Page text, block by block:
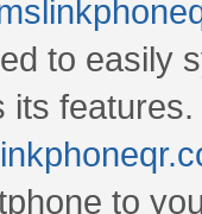
to easily
its
to